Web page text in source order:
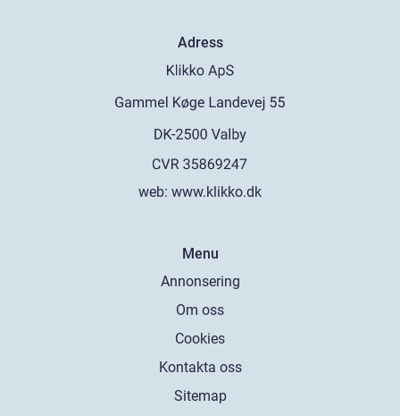
Adress
web: www.klikko.dk
Menu
Annonsering
Om oss
Cookies
Kontakta oss
Sitemap